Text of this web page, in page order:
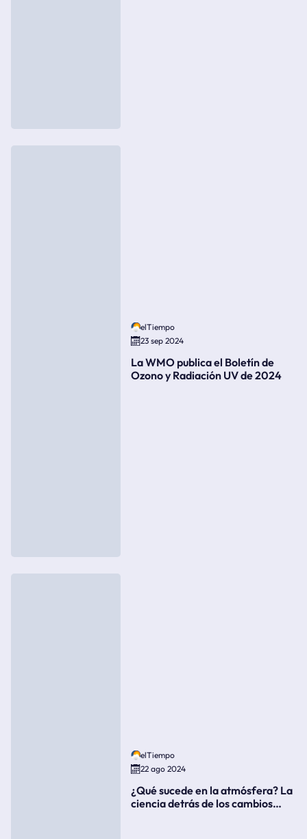
elTiempo
23 sep 2024
La WMO publica el Boletín de
Ozono y Radiación UV de 2024
elTiempo
22 ago 2024
¿Qué sucede en la atmósfera? La
ciencia detrás de los cambios